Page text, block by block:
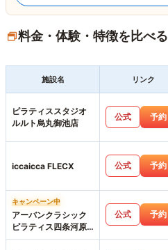
料金・体験・特徴を比べる
施設名 リンク
ピラティススタジオ
ルルト烏丸御池店
公式 予約
iccaicca FLECX 公式 予約
キャンペーン中
アーバンクラシック
ピラティス四条河原
町店
公式 予約